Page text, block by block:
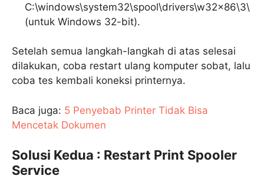
C:\windows\system32\spool\drivers\w32x86\3\
(untuk Windows 32-bit).
Setelah semua langkah-langkah di atas selesai
dilakukan, coba restart ulang komputer sobat, lalu
coba tes kembali koneksi printernya.
Baca juga: 5 Penyebab Printer Tidak Bisa
Mencetak Dokumen
Solusi Kedua : Restart Print Spooler
Service